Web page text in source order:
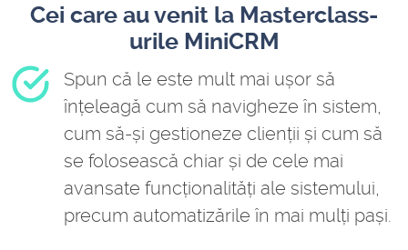
Cei care au venit la Masterclass-
urile MiniCRM
Spun că le este mult mai ușor să
înțeleagă cum să navigheze în sistem,
cum să-și gestioneze clienții și cum să
se folosească chiar și de cele mai
avansate funcționalități ale sistemului,
precum automatizările în mai mulți pași.